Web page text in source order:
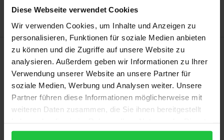
Diese Webseite verwendet Cookies
Wir verwenden Cookies, um Inhalte und Anzeigen zu
personalisieren, Funktionen für soziale Medien anbieten
zu können und die Zugriffe auf unsere Website zu
analysieren. Außerdem geben wir Informationen zu Ihrer
Verwendung unserer Website an unsere Partner für
soziale Medien, Werbung und Analysen weiter. Unsere
Partner führen diese Informationen möglicherweise mit
weiteren Daten zusammen, die Sie ihnen bereitgestellt
gesammelt haben.
Beschreibung
Methoden an Staatsgrenzen, die die Einreise von
Migranten verhindern sollen, können von
Pushbacks auf Hoher See, gewaltsamen